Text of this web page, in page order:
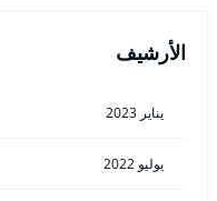
الأرشيف
يناير 2023
يوليو 2022